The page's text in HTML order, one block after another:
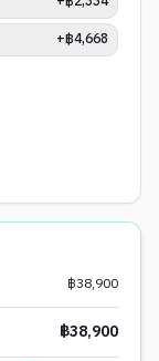
+฿4,668
฿38,900
฿38,900